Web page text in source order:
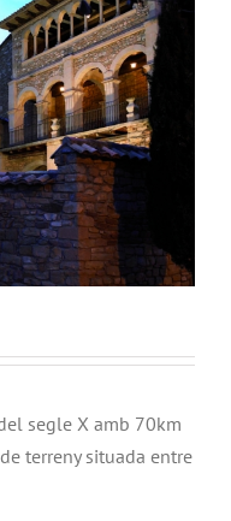
segle X amb 70km
terreny situada entre